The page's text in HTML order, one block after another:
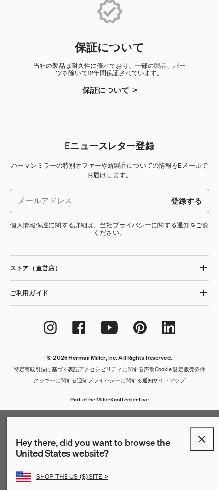
保証について
当社の製品は耐久性に優れており、一部の製品、パー
ツを除いて12年間保証されています。
保証について
Eニュースレター登録
ハーマンミラーの特別オファーや新製品についての情報をEメールで
お届けします。
登録する
個人情報保護に関する詳細は、 当社プライバシーに関する通知をご覧
ください。
ストア（直営店）
ご利用ガイド
© 2026 Herman Miller, Inc. All Rights Reserved.
特定商取引法に基づく表記アクセシビリティに関する声明
販売条件
クッキーに関する通知 プライバシーに関する通知サイトマップ
Cookie 設定
Part of the MillerKnoll collective
Hey there, did you want to browse the
United States website?
SHOP THE US ($) SITE >